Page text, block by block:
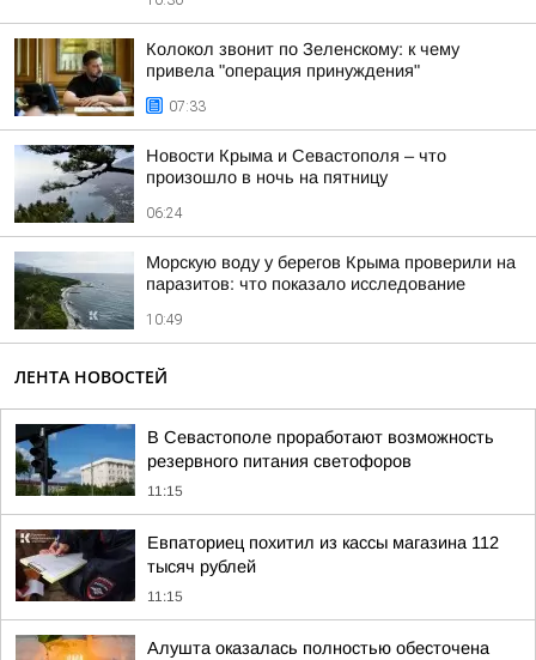
Колокол звонит по Зеленскому: к чему
привела "операция принуждения"
07:33
Новости Крыма и Севастополя – что
произошло в ночь на пятницу
06:24
Морскую воду у берегов Крыма проверили на
паразитов: что показало исследование
10:49
ЛЕНТА НОВОСТЕЙ
В Севастополе проработают возможность
резервного питания светофоров
11:15
Евпаториец похитил из кассы магазина 112
тысяч рублей
11:15
Алушта оказалась полностью обесточена